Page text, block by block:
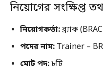
নিয়োগের সংক্ষিপ্ত
নিয়োগকর্তা:ব্র্যাক
পদের নাম: Trainer –
মোট পদ:৮টি